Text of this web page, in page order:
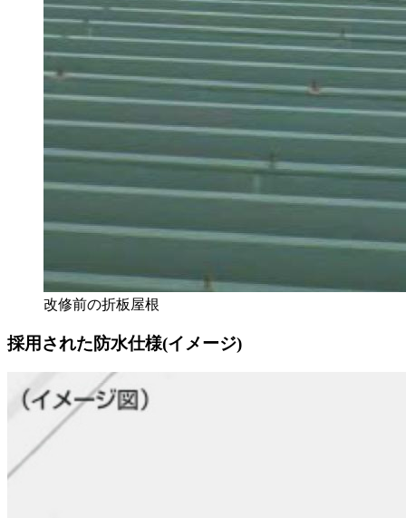
改修前の折板屋根
採用された防水仕様(イメージ)